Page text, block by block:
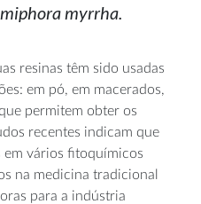
myrrha.
resinas têm sido usadas
em pó, em macerados,
permitem obter os
recentes indicam que
em vários fitoquímicos
na medicina tradicional
para a indústria